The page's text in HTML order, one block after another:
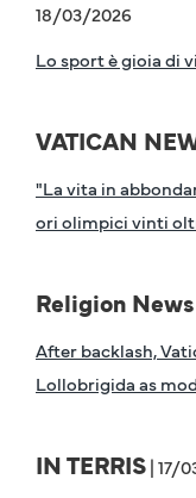
18/03/2026
Lo sport è gioia di
VATICAN
"La vita in
ori olimpici vinti
Religion
After backlash,
Lollobrigida as
IN TERRIS| 17/